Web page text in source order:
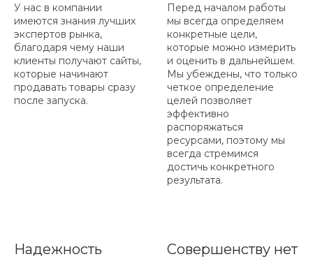
У нас в компании
имеются знания лучших
экспертов рынка,
благодаря чему наши
клиенты получают сайты,
которые начинают
продавать товары сразу
после запуска.
Перед началом работы
мы всегда определяем
конкретные цели,
которые можно измерить
и оценить в дальнейшем.
Мы убеждены, что только
четкое определение
целей позволяет
эффективно
распоряжаться
ресурсами, поэтому мы
всегда стремимся
достичь конкретного
результата.
Надежность
Совершенству нет